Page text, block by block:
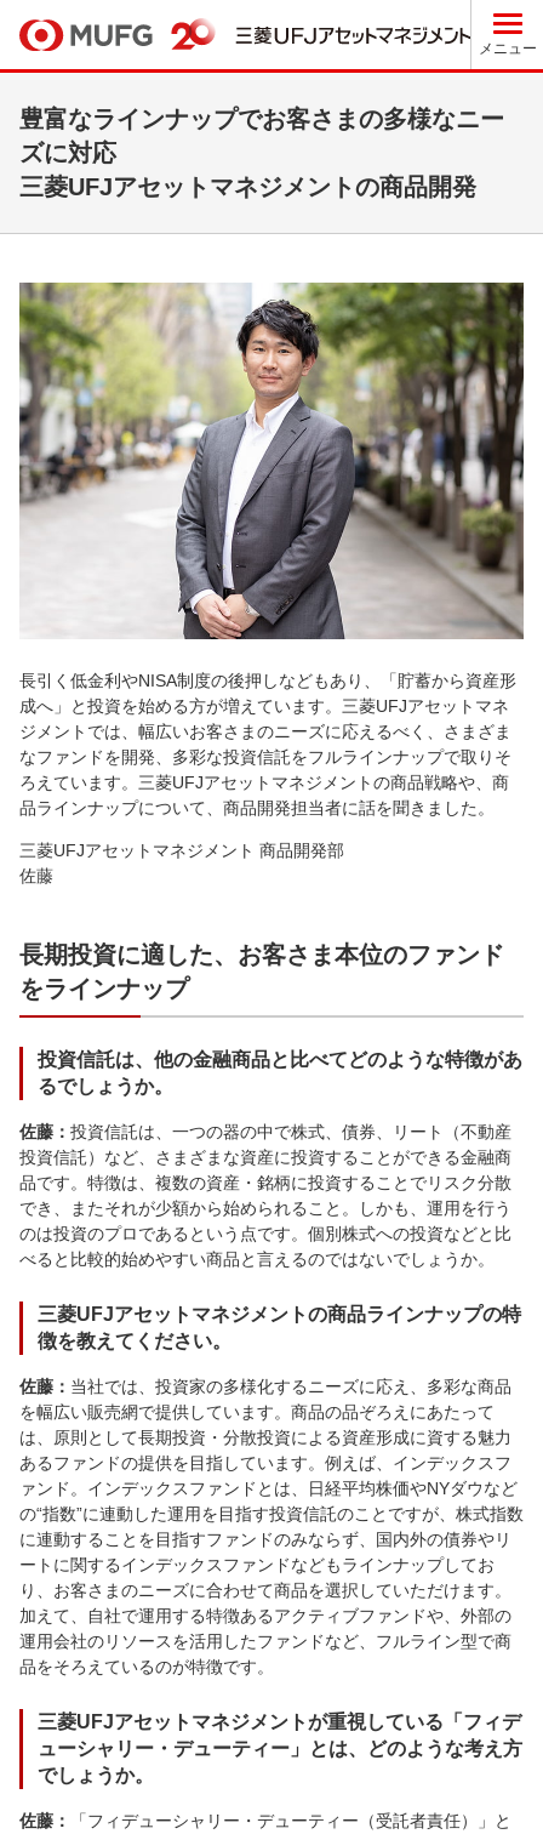
メニュー
豊富なラインナップでお客さまの多様なニー
ズに対応
三菱UFJアセットマネジメントの商品開発
長引く低金利やNISA制度の後押しなどもあり、「貯蓄から資産形
成へ」と投資を始める方が増えています。三菱UFJアセットマネ
ジメントでは、幅広いお客さまのニーズに応えるべく、さまざま
なファンドを開発、多彩な投資信託をフルラインナップで取りそ
ろえています。三菱UFJアセットマネジメントの商品戦略や、商
品ラインナップについて、商品開発担当者に話を聞きました。
三菱UFJアセットマネジメント 商品開発部
佐藤
長期投資に適した、お客さま本位のファンド
をラインナップ
投資信託は、他の金融商品と比べてどのような特徴があ
るでしょうか。
佐藤： 投資信託は、一つの器の中で株式、債券、リート（不動産
投資信託）など、さまざまな資産に投資することができる金融商
品です。特徴は、複数の資産・銘柄に投資することでリスク分散
でき、またそれが少額から始められること。しかも、運用を行う
のは投資のプロであるという点です。個別株式への投資などと比
べると比較的始めやすい商品と言えるのではないでしょうか。
三菱UFJアセットマネジメントの商品ラインナップの特
徴を教えてください。
佐藤： 当社では、投資家の多様化するニーズに応え、多彩な商品
を幅広い販売網で提供しています。商品の品ぞろえにあたって
は、原則として長期投資・分散投資による資産形成に資する魅力
あるファンドの提供を目指しています。例えば、インデックスフ
ァンド。インデックスファンドとは、日経平均株価やNYダウなど
の“指数”に連動した運用を目指す投資信託のことですが、株式指数
に連動することを目指すファンドのみならず、国内外の債券やリ
ートに関するインデックスファンドなどもラインナップしてお
り、お客さまのニーズに合わせて商品を選択していただけます。
加えて、自社で運用する特徴あるアクティブファンドや、外部の
運用会社のリソースを活用したファンドなど、フルライン型で商
品をそろえているのが特徴です。
三菱UFJアセットマネジメントが重視している「フィデ
ューシャリー・デューティー」とは、どのような考え方
でしょうか。
佐藤：
「フィデューシャリー・デューティー（受託者責任）」と